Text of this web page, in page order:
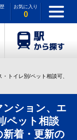
お気に入り
0
トイレ別/ペット相談可、
ンション、エ
/ペット相談
着・更新の